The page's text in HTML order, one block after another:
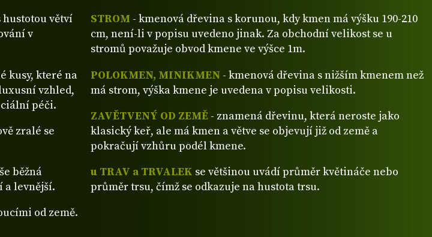
hustotou větví
v
kusy, které na
vzhled,
péči.
zralé se
běžná
a levnější.
od země.
STROM - kmenová dřevina s korunou, kdy kmen má výšku 190-210
cm, není-li v popisu uvedeno jinak. Za obchodní velikost se u
stromů považuje obvod kmene ve výšce 1m.
POLOKMEN, MINIKMEN - kmenová dřevina s nižším kmenem než
má strom, výška kmene je uvedena v popisu velikosti.
ZAVĚTVENÝ OD ZEMĚ- znamená dřevinu, která neroste jako
klasický keř, ale má kmen a větve se objevují již od země a
pokračují vzhůru podél kmene.
u TRAV a TRVALEK se většinou uvádí průměr květináče nebo
průměr trsu, čímž se odkazuje na hustota trsu.